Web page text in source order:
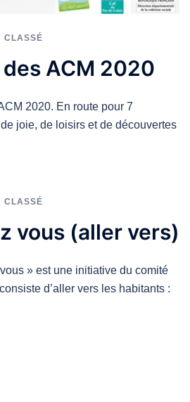
CLASSÉ
ACM 2020
2020. En route pour 7
joie, de loisirs et de découvertes
CLASSÉ
vous (aller vers)
» est une initiative du comité
d’aller vers les habitants :